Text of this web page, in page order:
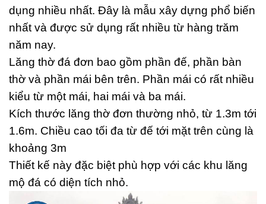
dụng nhiều nhất. Đây là mẫu xây dựng phổ biến
nhất và được sử dụng rất nhiều từ hàng trăm
năm nay.
Lăng thờ đá đơn bao gồm phần đế, phần bàn
thờ và phần mái bên trên. Phần mái có rất nhiều
kiểu từ một mái, hai mái và ba mái.
Kích thước lăng thờ đơn thường nhỏ, từ 1.3m tới
1.6m. Chiều cao tối đa từ đế tới mặt trên cùng là
khoảng 3m
Thiết kế này đặc biệt phù hợp với các khu lăng
mộ đá có diện tích nhỏ.